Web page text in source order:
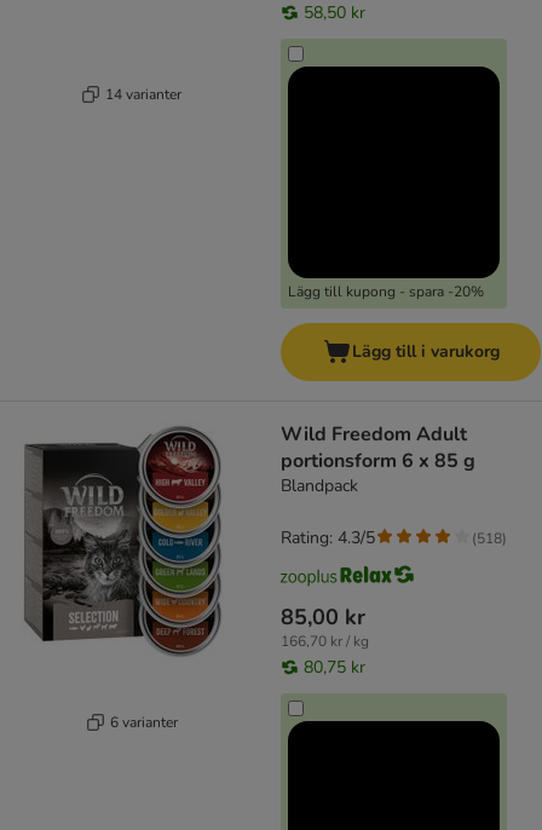
14 varianter
58,50 kr
Lägg till kupong - spara -20%
Lägg till i varukorg
6 varianter
Wild Freedom Adult
portionsform 6 x 85 g
Blandpack
85,00 kr
166,70 kr / kg
80,75 kr
Rating: 4.3/5 (518)